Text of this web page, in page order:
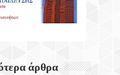
άρθρα